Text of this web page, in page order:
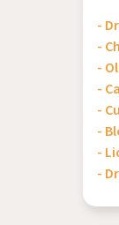
-
-
-
-
-
-
-
-